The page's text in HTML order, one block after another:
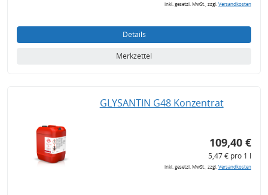
inkl. gesetzl. MwSt., zzgl.Versandkosten
Details
Merkzettel
GLYSANTIN G48 Konzentrat
109,40 €
5,47 € pro 1 l
inkl. gesetzl. MwSt., zzgl.Versandkosten